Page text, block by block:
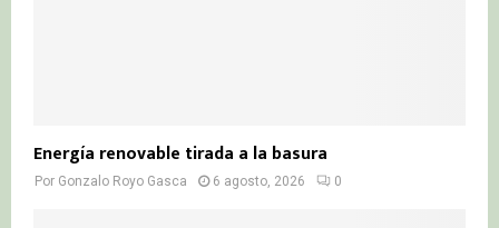
Energía renovable tirada a la basura
Por Gonzalo Royo Gasca 6 agosto, 2026 0